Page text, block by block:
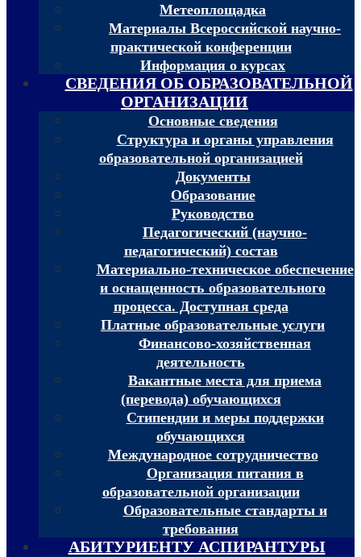
Метеоплощадка
Материалы Всероссийской научно-
практической конференции
Информация о курсах
СВЕДЕНИЯ ОБ ОБРАЗОВАТЕЛЬНОЙ
ОРГАНИЗАЦИИ
Основные сведения
Структура и органы управления
образовательной организацией
Документы
Образование
Руководство
Педагогический (научно-
педагогический) состав
Материально-техническое обеспечение
и оснащенность образовательного
процесса. Доступная среда
Платные образовательные услуги
Финансово-хозяйственная
деятельность
Вакантные места для приема
(перевода) обучающихся
Стипендии и меры поддержки
обучающихся
Международное сотрудничество
Организация питания в
образовательной организации
Образовательные стандарты и
требования
АБИТУРИЕНТУ АСПИРАНТУРЫ